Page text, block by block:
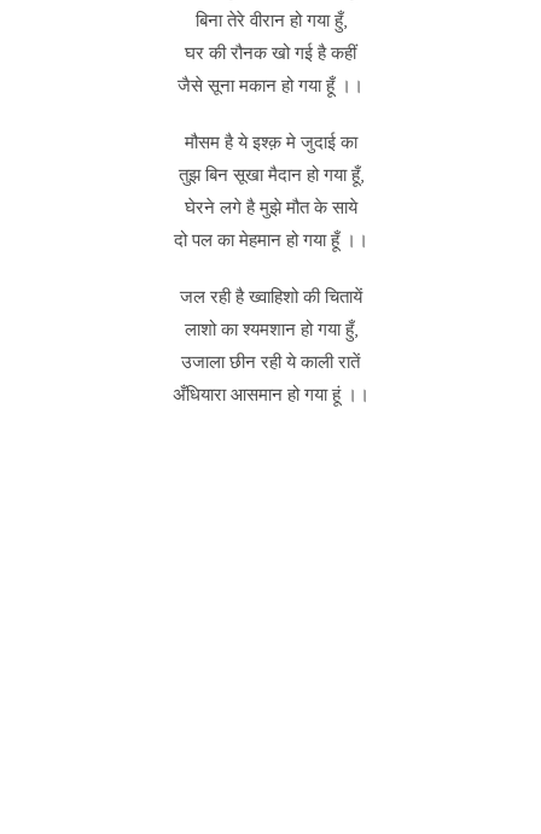
बिना तेरे वीरान हो गया हुँ,
घर की रौनक खो गई है कहीं
जैसे सूना मकान हो गया हूँ ।।
मौसम है ये इश्क़ मे जुदाई का
तुझ बिन सूखा मैदान हो गया हूँ,
घेरने लगे है मुझे मौत के साये
दो पल का मेहमान हो गया हूँ ।।
जल रही है ख्वाहिशो की चितायें
लाशो का श्यमशान हो गया हुँ,
उजाला छीन रही ये काली रातें
अँधियारा आसमान हो गया हूं ।।